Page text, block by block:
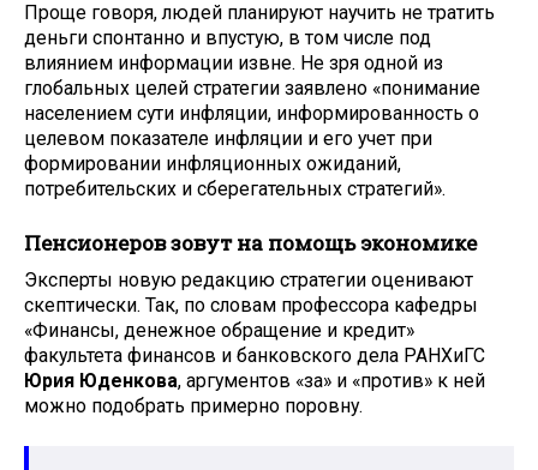
Проще говоря, людей планируют научить не тратить
деньги спонтанно и впустую, в том числе под
влиянием информации извне. Не зря одной из
глобальных целей стратегии заявлено «понимание
населением сути инфляции, информированность о
целевом показателе инфляции и его учет при
формировании инфляционных ожиданий,
потребительских и сберегательных стратегий».
Пенсионеров зовут на помощь экономике
Эксперты новую редакцию стратегии оценивают
скептически. Так, по словам профессора кафедры
«Финансы, денежное обращение и кредит»
факультета финансов и банковского дела РАНХиГС
Юрия Юденкова, аргументов «за» и «против» к ней
можно подобрать примерно поровну.